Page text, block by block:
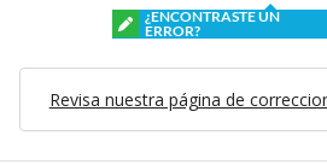
¿ENCONTRASTE UN
ERROR?
Revisa nuestra página de